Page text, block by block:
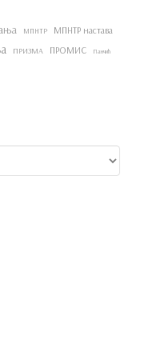
МПНТР
МПНТР настава
ПРИЗМА ПРОМИС Панчић